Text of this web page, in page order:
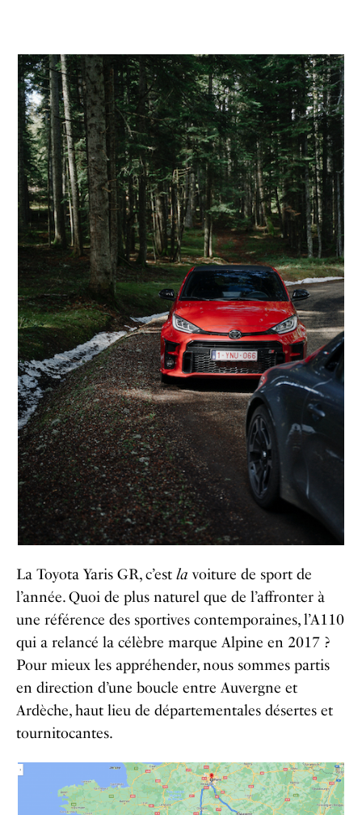
La Toyota Yaris GR, c’est la voiture de sport de
l’année. Quoi de plus naturel que de l’affronter à
une référence des sportives contemporaines, l’A110
qui a relancé la célèbre marque Alpine en 2017 ?
Pour mieux les appréhender, nous sommes partis
en direction d’une boucle entre Auvergne et
Ardèche, haut lieu de départementales désertes et
tournitocantes.